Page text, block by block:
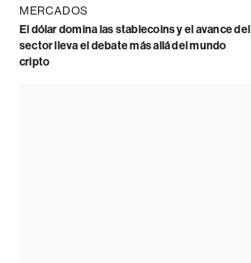
MERCADOS
El dólar domina las stablecoins y el avance del
sector lleva el debate más allá del mundo
cripto